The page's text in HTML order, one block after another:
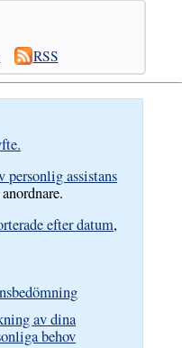
RSS
personlig assistans
efter datum,
av dina
behov